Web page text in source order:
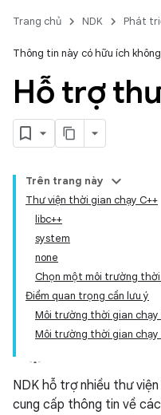
Trang chủ NDK Phát
Thông tin này có hữu ích
Hỗ trợ
Trên trang này
Thư viện thời gian chạy C++
libc++
system
none
Chọn một môi trường thời
Điểm quan trọng cần lưu ý
Môi trường thời gian chạy
Môi trường thời gian chạy
NDK hỗ trợ nhiều thư
cung cấp thông tin về